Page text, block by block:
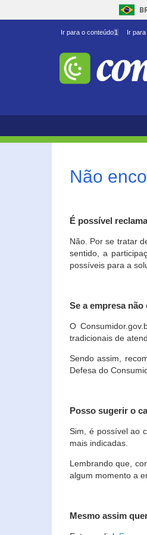
Ir para o conteúdo1 Ir
Não
É possível
Não. Por se tratar
sentido, a
possíveis para a
Se a empresa
O
tradicionais de
Sendo assim,
Defesa do
Posso sugerir o
Sim, é possível ao
mais indicadas.
Lembrando que,
algum momento a
Mesmo assim